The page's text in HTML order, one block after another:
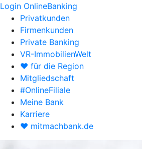
Login OnlineBanking
Privatkunden
Firmenkunden
Private Banking
VR-ImmobilienWelt
♥ für die Region
Mitgliedschaft
#OnlineFiliale
Meine Bank
Karriere
♥ mitmachbank.de